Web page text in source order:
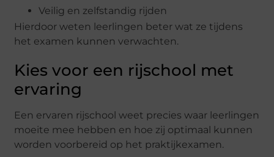
Veilig en zelfstandig rijden
Hierdoor weten leerlingen beter wat ze tijdens
het examen kunnen verwachten.
Kies voor een rijschool met
ervaring
Een ervaren rijschool weet precies waar leerlingen
moeite mee hebben en hoe zij optimaal kunnen
worden voorbereid op het praktijkexamen.